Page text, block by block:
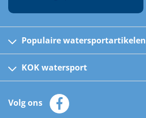
Populaire watersportartikelen
Kinder reddingsvesten
Automatische reddingsvesten
Zeilkleding
Zonnepanelen
KOK watersport
Klantenservice
Merken
Volg ons